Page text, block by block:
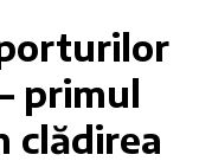
primul
clădirea